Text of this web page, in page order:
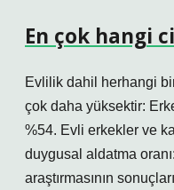
En çok hangi
Evlilik dahil herhangi
çok daha yüksektir:
%54. Evli erkekler ve
duygusal aldatma
araştırmasının